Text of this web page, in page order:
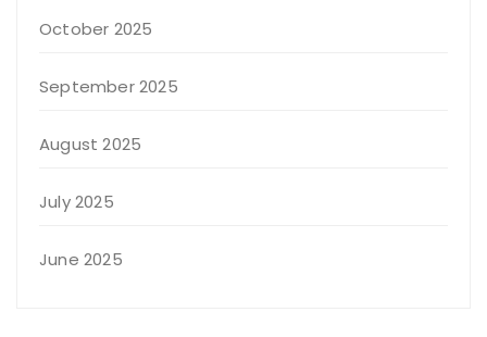
October 2025
September 2025
August 2025
July 2025
June 2025